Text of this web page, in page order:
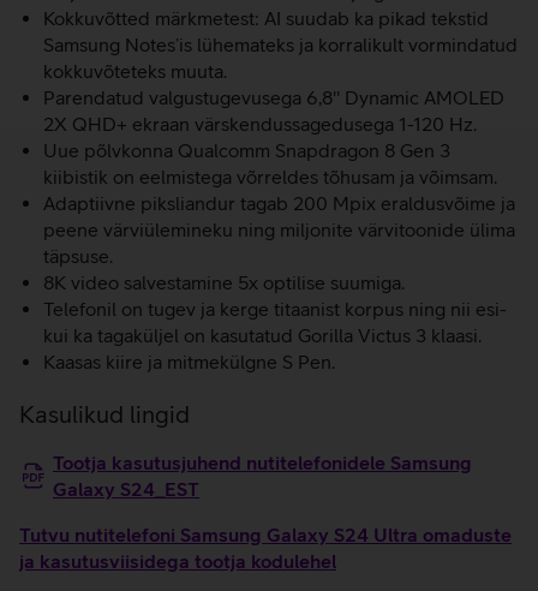
Kokkuvõtted märkmetest: AI suudab ka pikad tekstid
Samsung Notes’is lühemateks ja korralikult vormindatud
kokkuvõteteks muuta.
Parendatud valgustugevusega 6,8'' Dynamic AMOLED
2X QHD+ ekraan värskendussagedusega 1-120 Hz.
Uue põlvkonna Qualcomm Snapdragon 8 Gen 3
kiibistik on eelmistega võrreldes tõhusam ja võimsam.
Adaptiivne piksliandur tagab 200 Mpix eraldusvõime ja
peene värviülemineku ning miljonite värvitoonide ülima
täpsuse.
8K video salvestamine 5x optilise suumiga.
Telefonil on tugev ja kerge titaanist korpus ning nii esi-
kui ka tagaküljel on kasutatud Gorilla Victus 3 klaasi.
Kaasas kiire ja mitmekülgne S Pen.
Kasulikud lingid
Tootja kasutusjuhend nutitelefonidele Samsung
Galaxy S24_EST
Tutvu nutitelefoni Samsung Galaxy S24 Ultra omaduste
ja kasutusviisidega tootja kodulehel